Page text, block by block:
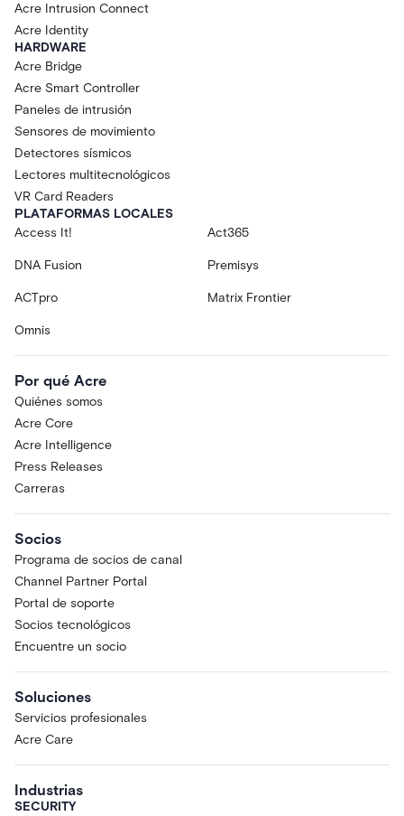
Acre Intrusion Connect
Acre Identity
HARDWARE
Acre Bridge
Acre Smart Controller
Paneles de intrusión
Sensores de movimiento
Detectores sísmicos
Lectores multitecnológicos
VR Card Readers
PLATAFORMAS LOCALES
Access It!
Act365
DNA Fusion Premisys
ACTpro Matrix Frontier
Omnis
Por qué Acre
Quiénes somos
Acre Core
Acre Intelligence
Press Releases
Carreras
Socios
Programa de socios de canal
Channel Partner Portal
Portal de soporte
Socios tecnológicos
Encuentre un socio
Soluciones
Servicios profesionales
Acre Care
Industrias
SECURITY